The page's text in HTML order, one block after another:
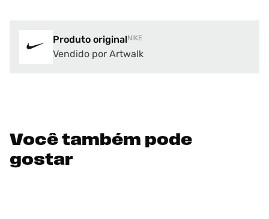
Produto originalNIKE
Vendido por Artwalk
Você também pode
gostar